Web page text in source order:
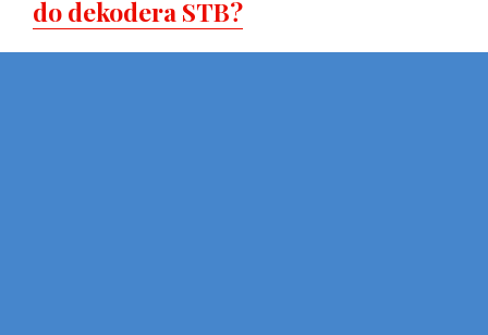
do dekodera STB?